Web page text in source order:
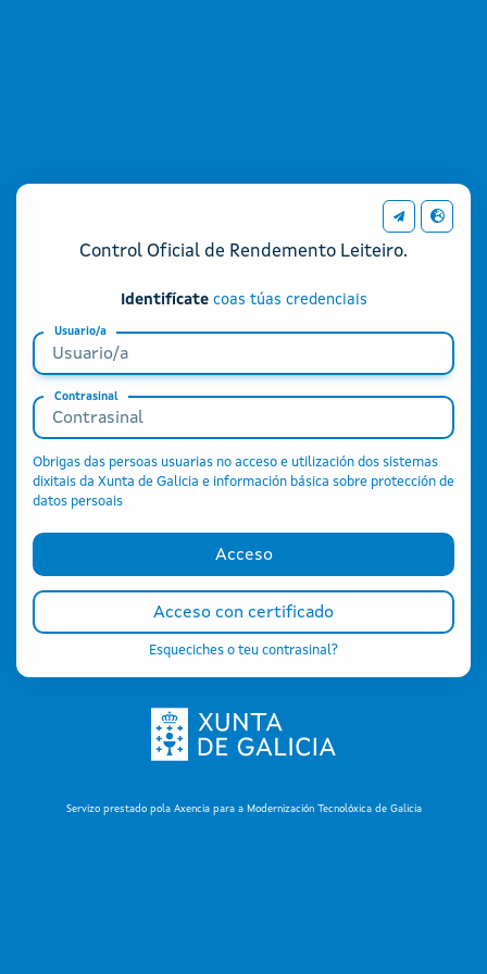
Información
Idioma
Control Oficial de Rendemento Leiteiro.
Identifícatecoas túas credenciais
Usuario/a
Contrasinal
Obrigas das persoas usuarias no acceso e utilización dos sistemas
dixitais da Xunta de Galicia e información básica sobre protección de
datos persoais
Acceso
Acceso
Acceso con certificado
Esqueciches o teu contrasinal?
Servizo prestado pola Axencia para a Modernización Tecnolóxica de Galicia